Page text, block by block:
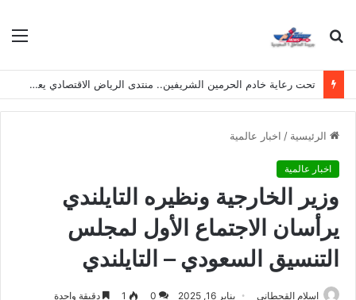
بحث
تحت رعاية خادم الحرمين الشريفين.. منتدى الرياض الاقتصادي يعقد دورته الـ(12) أكتوبر القادم
الرئيسية / اخبار عالمية
اخبار عالمية
وزير الخارجية ونظيره التايلندي
يرأسان الاجتماع الأول لمجلس
التنسيق السعودي – التايلندي
اسلام القحطانى يناير 16, 2025 0
1 دقيقة واحدة